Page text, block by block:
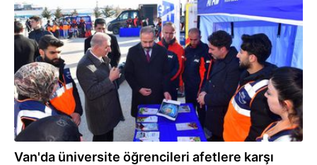
04.03.2026
Van'da üniversite öğrencileri afetlere karşı